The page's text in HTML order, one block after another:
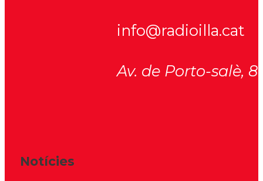
info@radioilla.cat
Av. de Porto-salè,
Notícies